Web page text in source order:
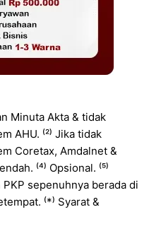
Minuta Akta & tidak
AHU. ⁽²⁾ Jika tidak
Coretax, Amdalnet &
⁽⁴⁾ Opsional. ⁽⁵⁾
sepenuhnya berada di
⁽*⁾ Syarat &